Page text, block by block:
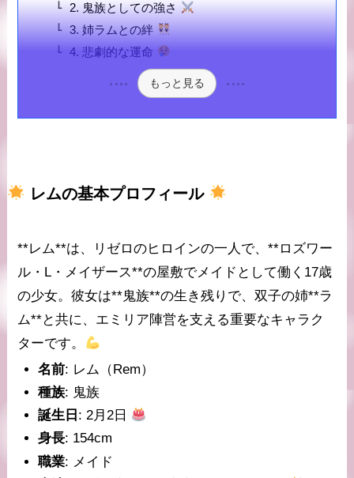
2. 鬼族としての強さ
3. 姉ラムとの絆
4. 悲劇的な運命
もっと見る
レムの基本プロフィール
**レム**は、リゼロのヒロインの一人で、**ロズワー
ル・L・メイザース**の屋敷でメイドとして働く17歳
の少女。彼女は**鬼族**の生き残りで、双子の姉**ラ
ム**と共に、エミリア陣営を支える重要なキャラク
ターです。
名前: レム（Rem）
種族: 鬼族
誕生日 : 2月2日
身長: 154cm
職業: メイド